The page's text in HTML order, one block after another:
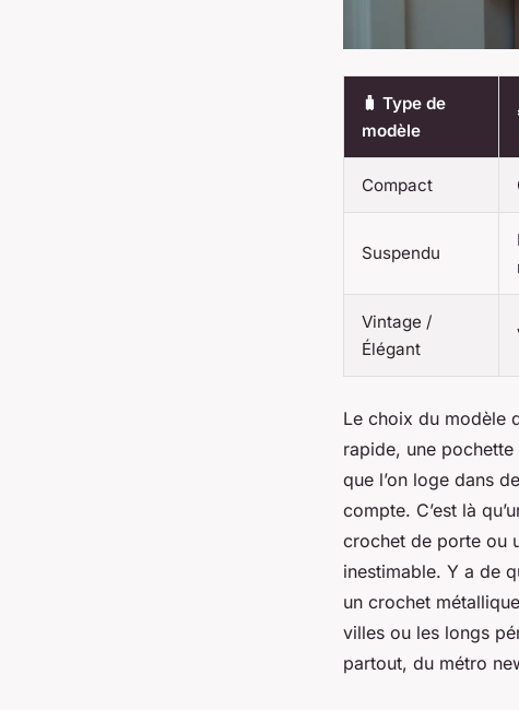
🧳 Type de
modèle
Compact
Suspendu
Vintage /
Élégant
Le choix du modèle
rapide, une
que l’on loge dans
compte. C’est là
crochet de porte ou
inestimable. Y a de
un crochet
villes ou les longs
partout, du métro